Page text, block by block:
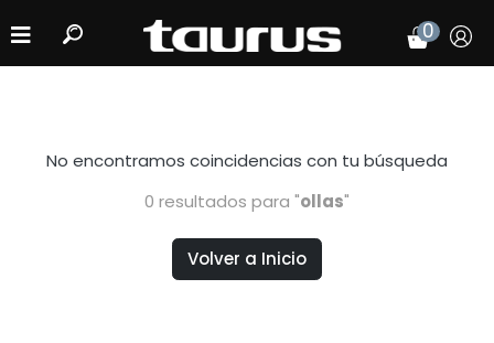
0
No encontramos coincidencias con tu búsqueda
0 resultados para "ollas"
Volver a Inicio